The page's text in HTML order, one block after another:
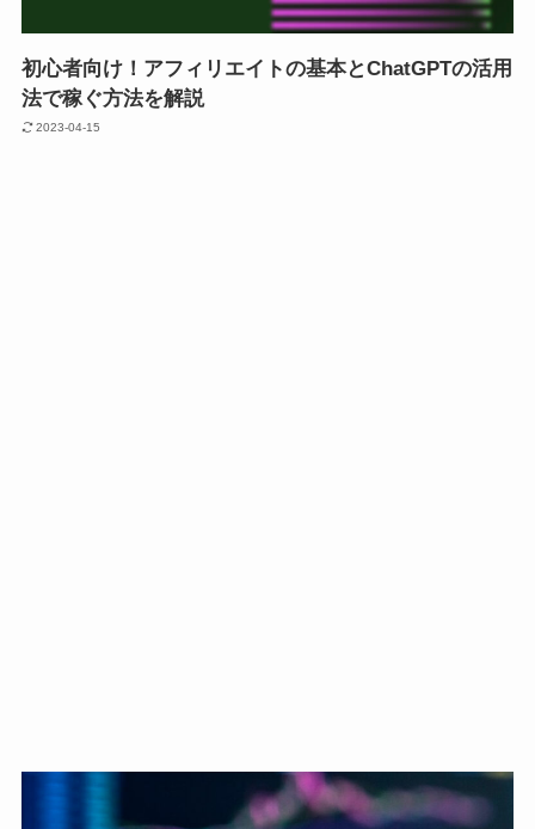
初心者向け！アフィリエイトの基本とChatGPTの活用
法で稼ぐ方法を解説
2023-04-15